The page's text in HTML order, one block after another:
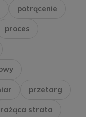
potrącenie
proces
przetarg
rażąca strata